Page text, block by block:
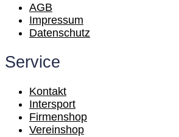
AGB
Impressum
Datenschutz
Service
Kontakt
Intersport
Firmenshop
Vereinshop